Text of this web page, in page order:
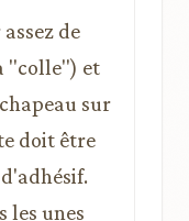
de
"colle") et
sur
doit être
les unes